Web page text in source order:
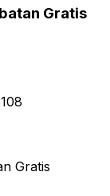
Gratis
108